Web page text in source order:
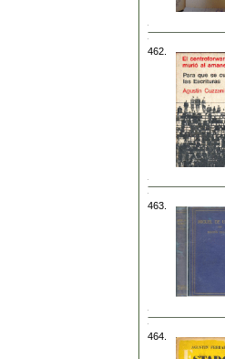
462.
463.
464.